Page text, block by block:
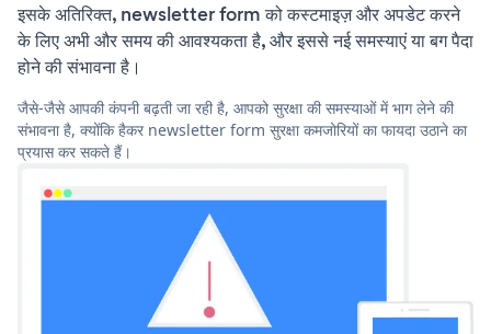
इसके अतिरिक्त, newsletter form को कस्टमाइज़ और अपडेट करने
के लिए अभी और समय की आवश्यकता है, और इससे नई समस्याएं या बग पैदा
होने की संभावना है।
जैसे-जैसे आपकी कंपनी बढ़ती जा रही है, आपको सुरक्षा की समस्याओं में भाग लेने की
संभावना है, क्योंकि हैकर newsletter form सुरक्षा कमजोरियों का फायदा उठाने का
प्रयास कर सकते हैं।